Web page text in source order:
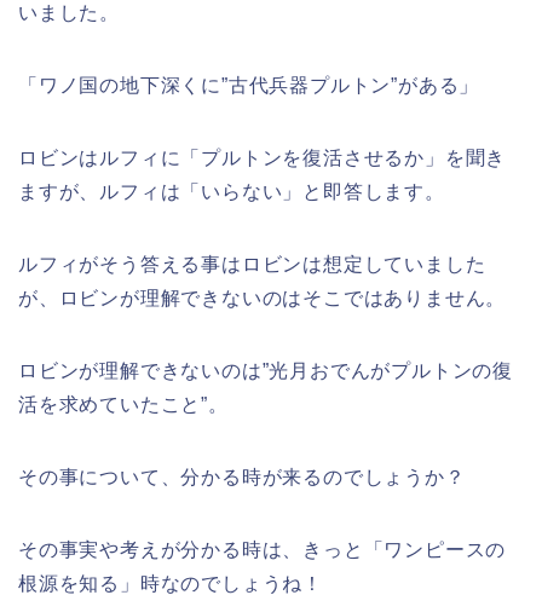
いました。
「ワノ国の地下深くに”古代兵器プルトン”がある」
ロビンはルフィに「プルトンを復活させるか」を聞き
ますが、ルフィは「いらない」と即答します。
ルフィがそう答える事はロビンは想定していました
が、ロビンが理解できないのはそこではありません。
ロビンが理解できないのは”光月おでんがプルトンの復
活を求めていたこと”。
その事について、分かる時が来るのでしょうか？
その事実や考えが分かる時は、きっと「ワンピースの
根源を知る」時なのでしょうね！